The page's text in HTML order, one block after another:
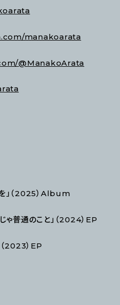
manakoarata
@ManakoArata
」（2025）Album
ゃ普通のこと」（2024）EP
2023）EP